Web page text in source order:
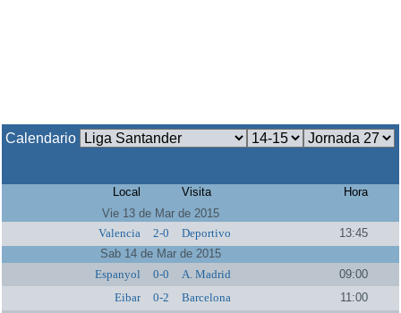
Calendario
Local Visita
Hora
Vie 13 de Mar de 2015
Valencia
2-0 Deportivo
13:45
Sab 14 de Mar de 2015
Espanyol
0-0 A. Madrid
09:00
Eibar
0-2 Barcelona
11:00